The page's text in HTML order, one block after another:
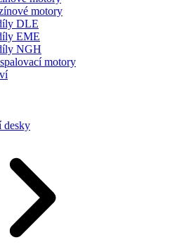
motory
DLE
EME
NGH
motory
desky